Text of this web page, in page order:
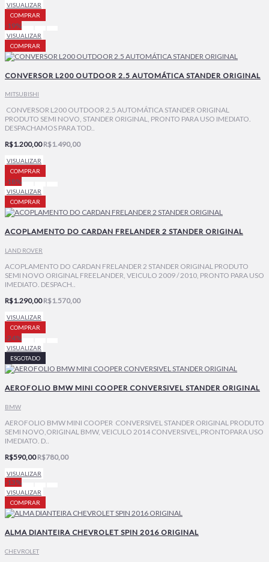
VISUALIZAR
COMPRAR
-19%
VISUALIZAR
COMPRAR
CONVERSOR L200 OUTDOOR 2.5 AUTOMÁTICA STANDER ORIGINAL
MITSUBISHI
CONVERSOR L200 OUTDOOR 2.5 AUTOMÁTICA STANDER ORIGINAL
PRODUTO SEMI NOVO, STANDER ORIGINAL, PRONTO PARA USO IMEDIATO.
DESPACHAMOS PARA TOD..
R$1.200,00 R$1.490,00
VISUALIZAR
COMPRAR
-18%
VISUALIZAR
COMPRAR
ACOPLAMENTO DO CARDAN FRELANDER 2 STANDER ORIGINAL
LAND ROVER
ACOPLAMENTO DO CARDAN FRELANDER 2 STANDER ORIGINAL PRODUTO
SEMI NOVO ORIGINAL FREELANDER, VEICULO 2009 / 2010, PRONTO PARA USO
IMEDIATO. DESPACH..
R$1.290,00 R$1.570,00
VISUALIZAR
COMPRAR
-24%
VISUALIZAR
ESGOTADO
AEROFOLIO BMW MINI COOPER CONVERSIVEL STANDER ORIGINAL
BMW
AEROFOLIO BMW MINI COOPER CONVERSIVEL STANDER ORIGINAL PRODUTO
SEMI NOVO,ORIGINAL BMW, VEICULO 2014 CONVERSIVEL,PRONTOPARA USO
IMEDIATO. D..
R$590,00 R$780,00
VISUALIZAR
-13%
VISUALIZAR
COMPRAR
ALMA DIANTEIRA CHEVROLET SPIN 2016 ORIGINAL
CHEVROLET